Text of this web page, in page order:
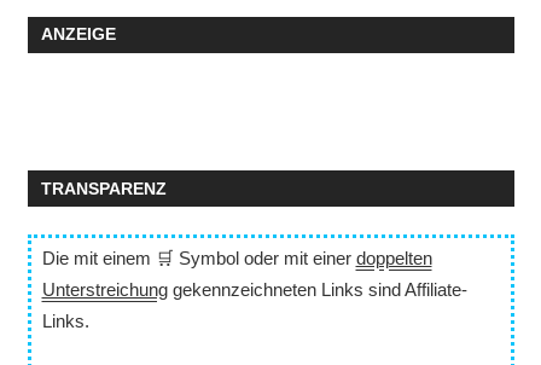
ANZEIGE
TRANSPARENZ
Die mit einem 🛒 Symbol oder mit einer doppelten
Unterstreichunggekennzeichneten Links sind Affiliate-
Links.